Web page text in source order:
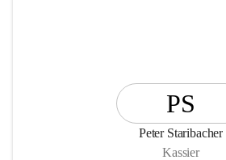
PS
Peter Staribacher
Kassier